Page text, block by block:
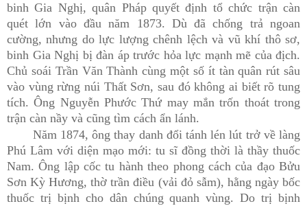
binh Gia Nghị, quân Pháp quyết định tổ chức trận càn
quét lớn vào đầu năm 1873. Dù đã chống trả ngoan
cường, nhưng do lực lượng chênh lệch và vũ khí thô sơ,
binh Gia Nghị bị đàn áp trước hỏa lực mạnh mẽ của địch.
Chủ soái Trần Văn Thành cùng một số ít tàn quân rút sâu
vào vùng rừng núi Thất Sơn, sau đó không ai biết rõ tung
tích. Ông Nguyễn Phước Thứ may mắn trốn thoát trong
trận càn nầy và cũng tìm cách ẩn lánh.
Năm 1874, ông thay danh đổi tánh lén lút trở về làng
Phú Lâm với diện mạo mới: tu sĩ đồng thời là thầy thuốc
Nam. Ông lập cốc tu hành theo phong cách của đạo Bửu
Sơn Kỳ Hương, thờ trần điều (vải đỏ sẫm), hằng ngày bốc
thuốc trị bịnh cho dân chúng quanh vùng. Do trị bịnh